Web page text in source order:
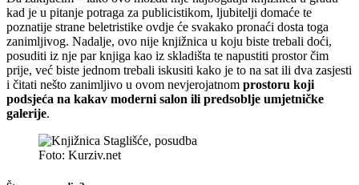
kad je u pitanje potraga za publicistikom, ljubitelji domaće te
poznatije strane beletristike ovdje će svakako pronaći dosta toga
zanimljivog. Nadalje, ovo nije knjižnica u koju biste trebali doći,
posuditi iz nje par knjiga kao iz skladišta te napustiti prostor čim
prije, već biste jednom trebali iskusiti kako je to na sat ili dva zasjesti
i čitati nešto zanimljivo u ovom nevjerojatnom prostoru koji
podsjeća na kakav moderni salon ili predsoblje umjetničke
galerije.
Foto: Kurziv.net